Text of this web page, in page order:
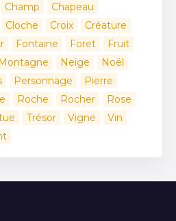
Champ
Chapeau
Cloche Croix
Créature
Fontaine Foret
Fruit
Montagne Neige
Noël
Personnage
Pierre
Roche Rocher
Rose
Trésor Vigne
Vin